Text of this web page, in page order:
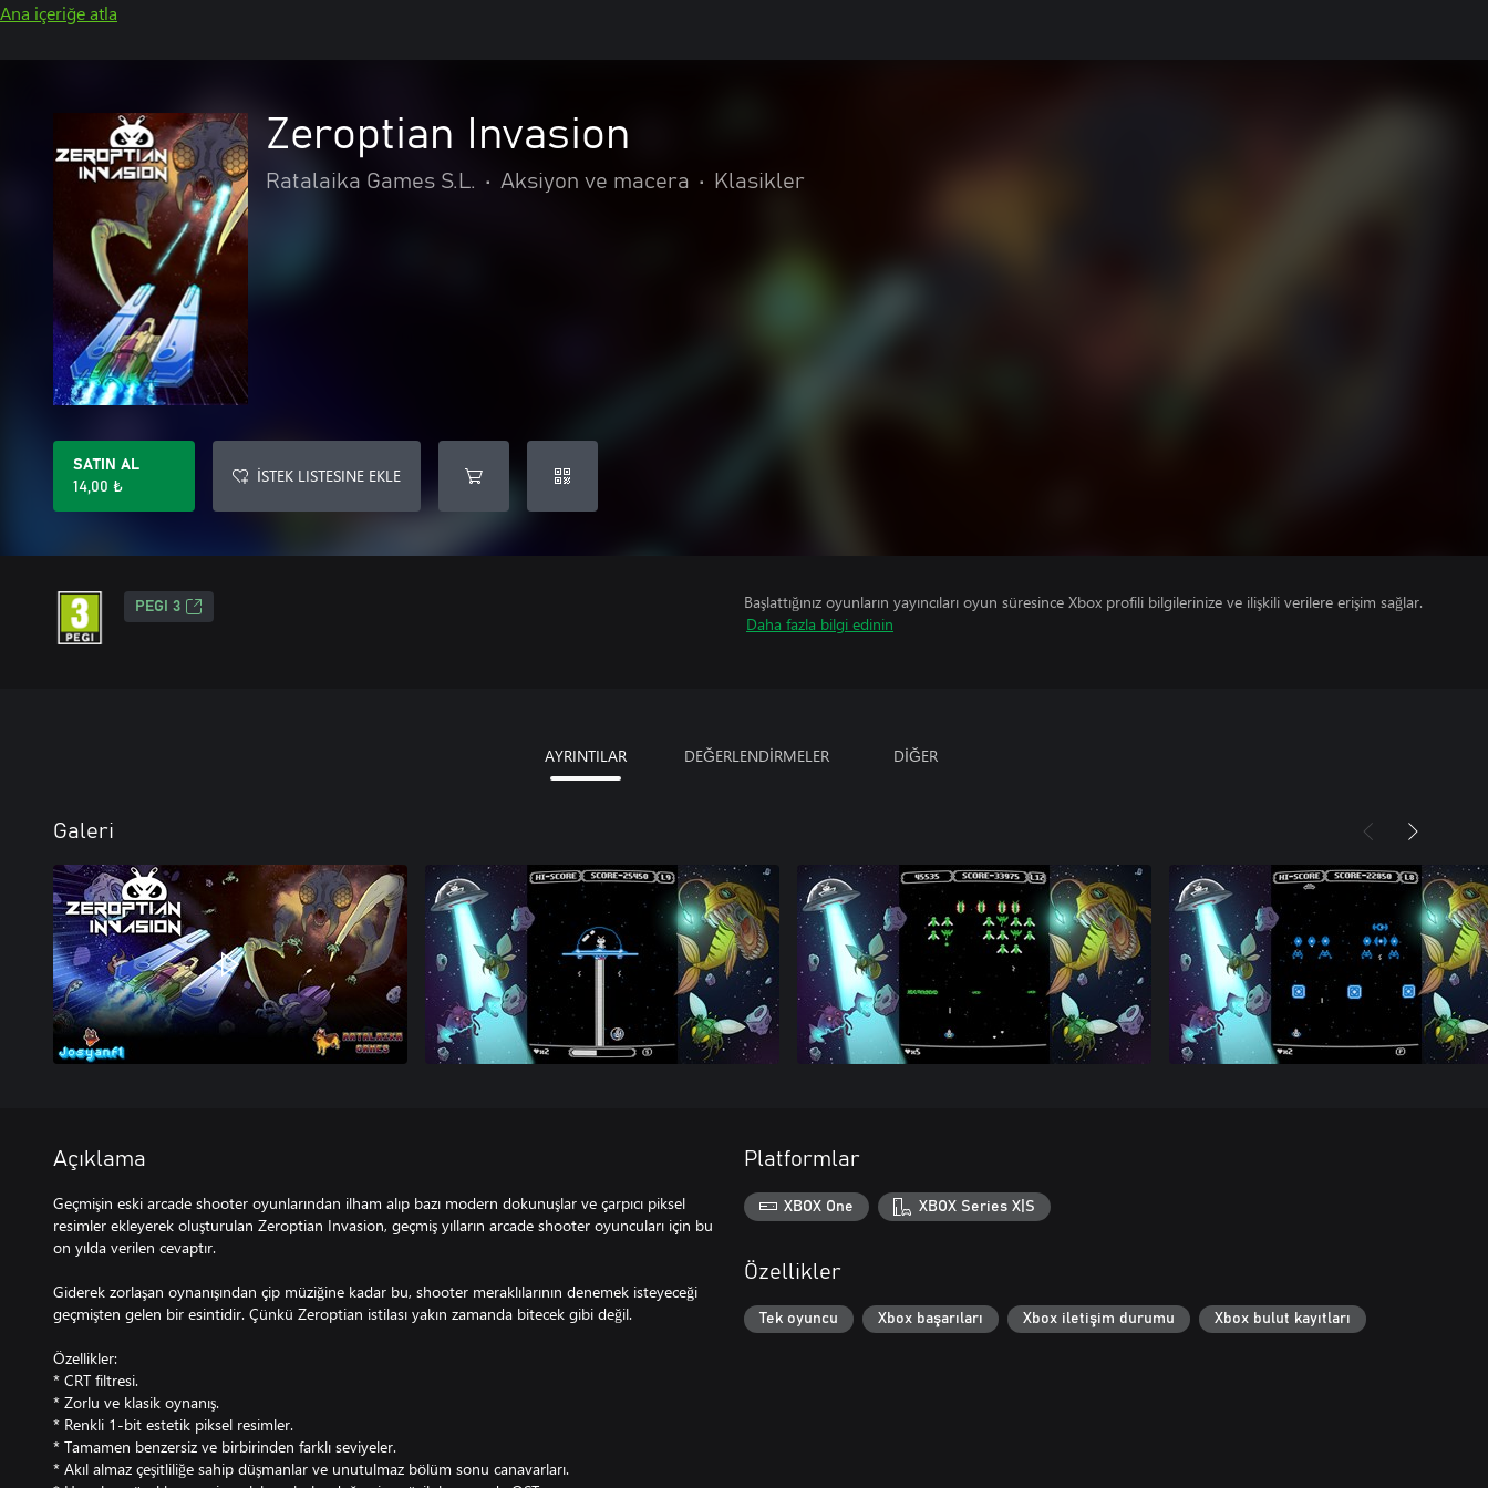
Ana içeriğe atla
Zeroptian Invasion
Ratalaika Games S.L. • Aksiyon ve macera • Klasikler
SATIN AL
14,00 ₺
İSTEK LISTESINE EKLE
PEGI 3
Başlattığınız oyunların yayıncıları oyun süresince Xbox profili bilgilerinize ve ilişkili verilere erişim sağlar.
Daha fazla bilgi edinin
AYRINTILAR DEĞERLENDİRMELER DİĞER
Galeri
Açıklama
Geçmişin eski arcade shooter oyunlarından ilham alıp bazı modern dokunuşlar ve çarpıcı piksel
resimler ekleyerek oluşturulan Zeroptian Invasion, geçmiş yılların arcade shooter oyuncuları için bu
on yılda verilen cevaptır.
Giderek zorlaşan oynanışından çip müziğine kadar bu, shooter meraklılarının denemek isteyeceği
geçmişten gelen bir esintidir. Çünkü Zeroptian istilası yakın zamanda bitecek gibi değil.
Özellikler:
* CRT filtresi.
* Zorlu ve klasik oynanış.
* Renkli 1-bit estetik piksel resimler.
* Tamamen benzersiz ve birbirinden farklı seviyeler.
* Akıl almaz çeşitliliğe sahip düşmanlar ve unutulmaz bölüm sonu canavarları.
Platformlar
XBOX One XBOX Series X|S
Özellikler
Tek oyuncu Xbox başarıları Xbox iletişim durumu Xbox bulut kayıtları